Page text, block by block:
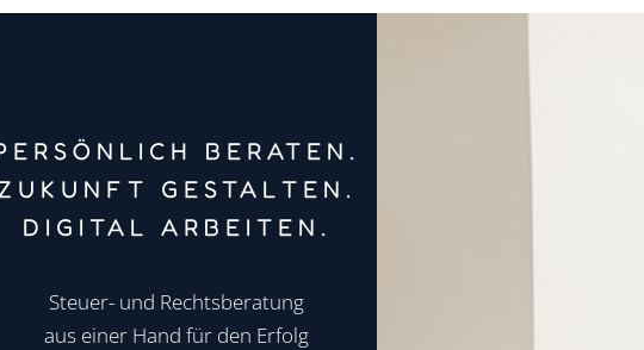
BERATEN.
GESTALTEN.
DIGITAL ARBEITEN.
Steuer- und Rechtsberatung
aus einer Hand für den Erfolg